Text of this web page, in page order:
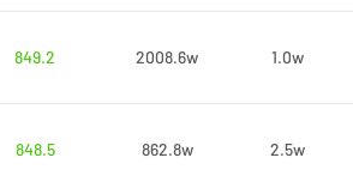
849.2
2008.6w 1.0w
848.5
862.8w 2.5w